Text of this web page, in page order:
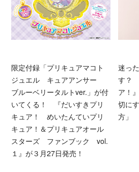
限定付録「プリキュアマコト
ジュエル キュアアンサー
ブルーベリータルトver.」が付
いてくる！ 『だいすきプリ
キュア！ めいたんていプリ
キュア！＆プリキュアオール
スターズ ファンブック vol.
１』が３月27日発売！
迷っ
す？
ア！
切に
方」